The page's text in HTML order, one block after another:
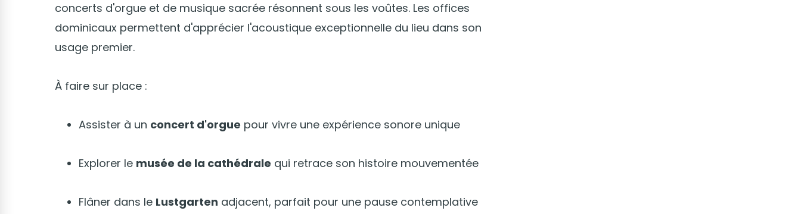
concerts d'orgue et de musique sacrée résonnent sous les voûtes. Les offices
dominicaux permettent d'apprécier l'acoustique exceptionnelle du lieu dans son
usage premier.
À faire sur place :
Assister à un concert d'orgue pour vivre une expérience sonore unique
Explorer le musée de la cathédrale qui retrace son histoire mouvementée
Flâner dans le Lustgarten adjacent, parfait pour une pause contemplative